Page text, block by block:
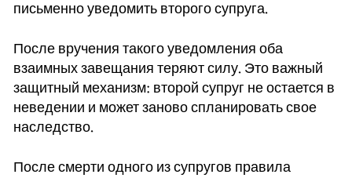
письменно уведомить второго супруга.
После вручения такого уведомления оба
взаимных завещания теряют силу. Это важный
защитный механизм: второй супруг не остается в
неведении и может заново спланировать свое
наследство.
После смерти одного из супругов правила